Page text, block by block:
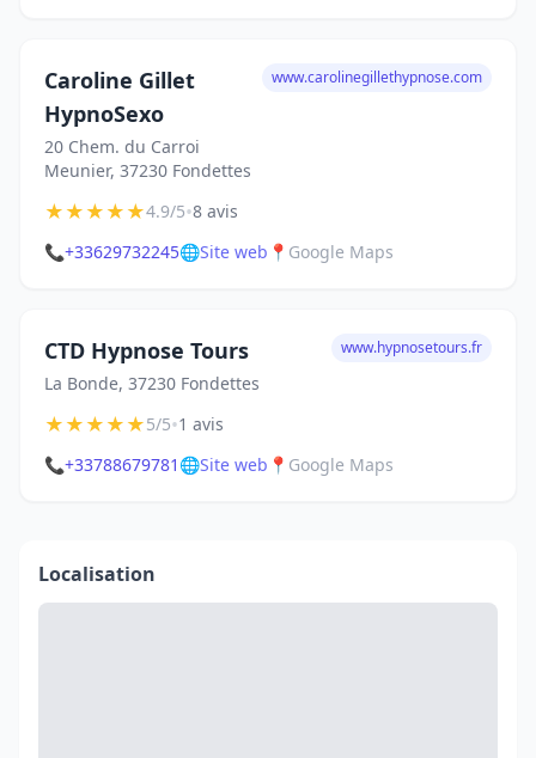
Caroline Gillet
HypnoSexo
20 Chem. du Carroi
Meunier, 37230 Fondettes
www.carolinegillethypnose.com
★★★★★4.9/5•8 avis
📞+33629732245🌐Site web 📍 Google Maps
CTD Hypnose Tours
La Bonde, 37230 Fondettes
www.hypnosetours.fr
★★★★★5/5•1 avis
📞+33788679781 🌐Site web 📍 Google Maps
Localisation